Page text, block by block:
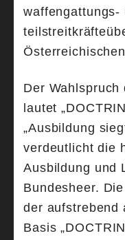
waffengattungs-
Der
lautet
„Ausbildung
verdeutlicht die
Ausbildung und
Bundesheer.
der aufstrebend
Basis